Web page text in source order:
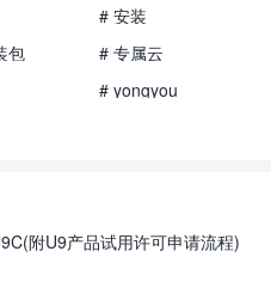
# 安装
包
# 专属云
# yongyou
附U9产品试用许可申请流程)